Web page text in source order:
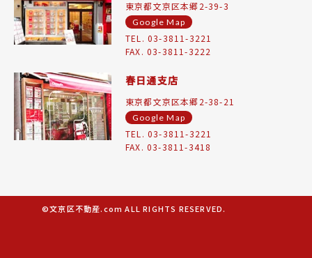
東京都文京区本郷2-39-3
Google Map
TEL. 03-3811-3221
FAX. 03-3811-3222
春日通支店
東京都文京区本郷2-38-21
Google Map
TEL. 03-3811-3221
FAX. 03-3811-3418
©文京区不動産.com ALL RIGHTS RESERVED.